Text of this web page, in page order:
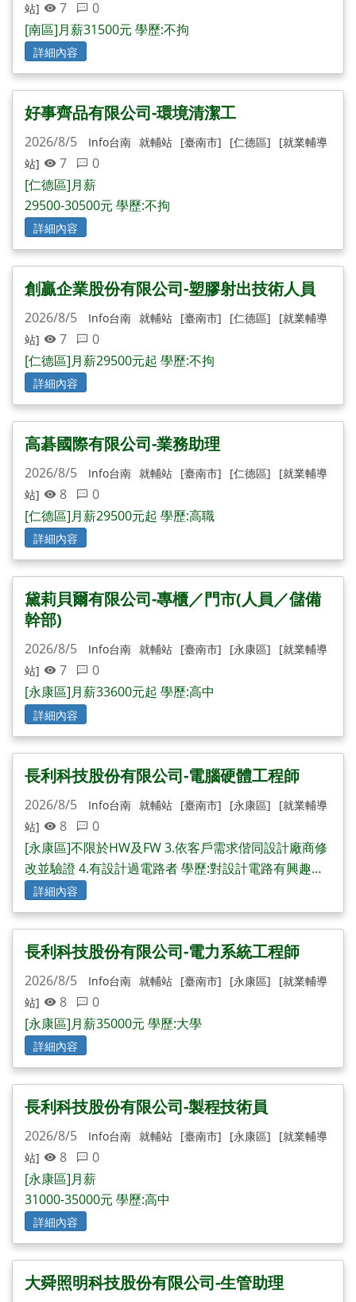
站] 7
0
[南區]月薪31500元 學歷:不拘
詳細內容
好事齊品有限公司-環境清潔工
2026/8/5 Info台南 就輔站 [臺南市] [仁德區]
[就業輔導
站]
7
0
[仁德區]月薪
29500-30500元 學歷:不拘
詳細內容
創贏企業股份有限公司-塑膠射出技術人員
2026/8/5 Info台南 就輔站 [臺南市] [仁德區]
[就業輔導
站]
7
0
[仁德區]月薪29500元起 學歷:不拘
詳細內容
高碁國際有限公司-業務助理
2026/8/5 Info台南 就輔站 [臺南市] [仁德區]
[就業輔導
站]
8
0
[仁德區]月薪29500元起 學歷:高職
詳細內容
黛莉貝爾有限公司-專櫃／門市(人員／儲備
幹部)
2026/8/5 Info台南 就輔站 [臺南市] [永康區]
[就業輔導
站]
7
0
[永康區]月薪33600元起 學歷:高中
詳細內容
長利科技股份有限公司-電腦硬體工程師
2026/8/5 Info台南 就輔站 [臺南市] [永康區]
[就業輔導
站]
8
0
[永康區]不限於HW及FW 3.依客戶需求偕同設計廠商修
改並驗證 4.有設計過電路者 學歷:對設計電路有興趣者
佳
*其他條件:1.具備電子電路設計經驗 2.具備AD/KiCad使
用經驗
詳細內容
長利科技股份有限公司-電力系統工程師
2026/8/5 Info台南 就輔站 [臺南市] [永康區]
[就業輔導
站]
8
0
[永康區]月薪35000元 學歷:大學
詳細內容
長利科技股份有限公司-製程技術員
2026/8/5 Info台南 就輔站 [臺南市] [永康區]
[就業輔導
站]
8
0
[永康區]月薪
31000-35000元 學歷:高中
詳細內容
大舜照明科技股份有限公司-生管助理